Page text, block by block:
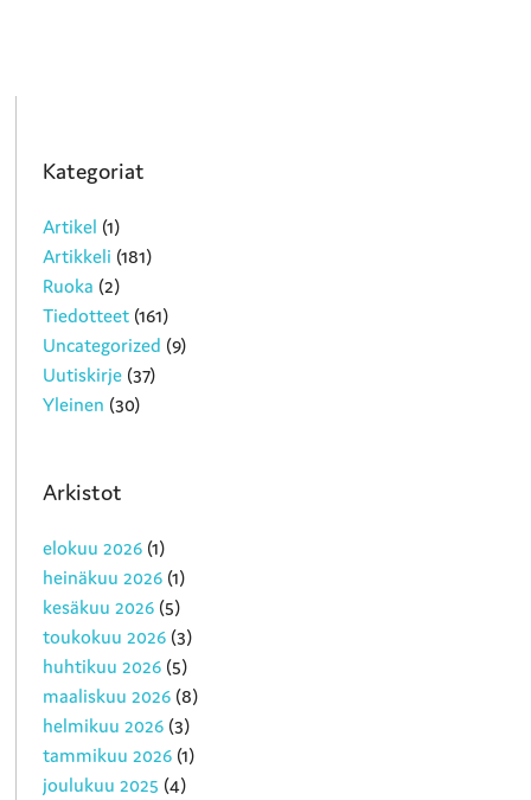
Kategoriat
Artikel (1)
Artikkeli (181)
Ruoka (2)
Tiedotteet (161)
Uncategorized (9)
Uutiskirje (37)
Yleinen (30)
Arkistot
elokuu 2026 (1)
heinäkuu 2026 (1)
kesäkuu 2026 (5)
toukokuu 2026 (3)
huhtikuu 2026 (5)
maaliskuu 2026 (8)
helmikuu 2026 (3)
tammikuu 2026 (1)
joulukuu 2025 (4)